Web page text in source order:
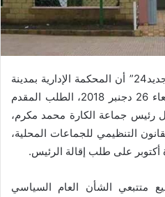
كشفت مصادر مطلعة لجريدة “جديد24” أن المحكمة الإدارية بمدينة
الدارالبيضاء، رفضت عشية الأربعاء 26 دجنبر 2018، الطلب المقدم
رئيس جماعة الكارة محمد مكرم،
على المادة 70 من القانون التنظيمي للجماعات المحلية،
متتبعي الشأن العام السياسي